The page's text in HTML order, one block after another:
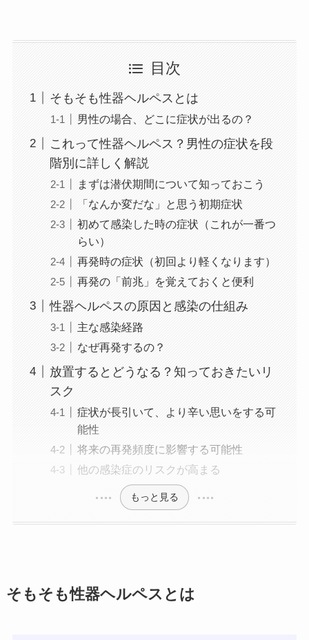
目次
そもそも性器ヘルペスとは
男性の場合、どこに症状が出るの？
これって性器ヘルペス？男性の症状を段
階別に詳しく解説
まずは潜伏期間について知っておこう
「なんか変だな」と思う初期症状
初めて感染した時の症状（これが一番つ
らい）
再発時の症状（初回より軽くなります）
再発の「前兆」を覚えておくと便利
性器ヘルペスの原因と感染の仕組み
主な感染経路
なぜ再発するの？
放置するとどうなる？知っておきたいリ
スク
症状が長引いて、より辛い思いをする可
能性
将来の再発頻度に影響する可能性
他の感染症のリスクが高まる
もっと見る
そもそも性器ヘルペスとは